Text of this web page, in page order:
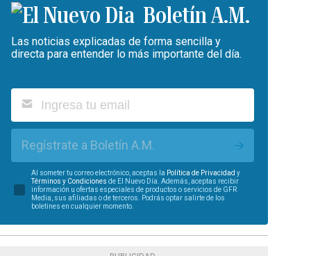
Boletín A.M.
Las noticias explicadas de forma sencilla y
directa para entender lo más importante del día.
Regístrate a Boletín A.M.
Al someter tu correo electrónico, aceptas la Política de Privacidad y
Términos y Condiciones de El Nuevo Día. Además, aceptas recibir
información u ofertas especiales de productos o servicios de GFR
Media, sus afiliadas o de terceros. Podrás optar salirte de los
boletines en cualquier momento.